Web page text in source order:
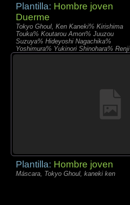
Plantilla: Hombre joven
Duerme
Tokyo Ghoul, Ken Kaneki% Kirishima
Touka% Koutarou Amon% Juuzou
Suzuya% Hideyoshi Nagachika%
Yoshimura% Yukinori Shinohara% Renji
Yomo% Shuu Tsukiyama
Plantilla: Hombre joven
Máscara, Tokyo Ghoul, kaneki ken